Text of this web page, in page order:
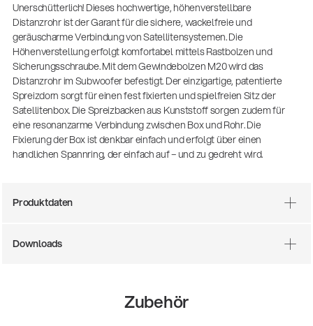
Akustikgitarren-Spielständer
Unerschütterlich! Dieses hochwertige, höhenverstellbare
Distanzrohr ist der Garant für die sichere, wackelfreie und
geräuscharme Verbindung von Satellitensystemen. Die
Höhenverstellung erfolgt komfortabel mittels Rastbolzen und
Sicherungsschraube. Mit dem Gewindebolzen M20 wird das
Distanzrohr im Subwoofer befestigt. Der einzigartige, patentierte
Spreizdorn sorgt für einen fest fixierten und spielfreien Sitz der
Satellitenbox. Die Spreizbacken aus Kunststoff sorgen zudem für
eine resonanzarme Verbindung zwischen Box und Rohr. Die
Fixierung der Box ist denkbar einfach und erfolgt über einen
handlichen Spannring, der einfach auf – und zu gedreht wird.
Produktdaten
Downloads
Zubehör